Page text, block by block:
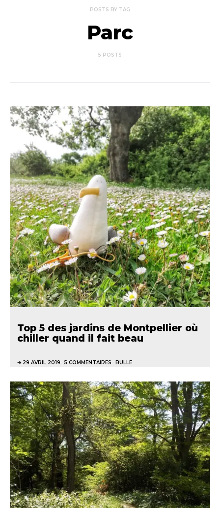
POSTS BY TAG
Parc
5 POSTS
Top 5 des jardins de Montpellier où
chiller quand il fait beau
29 AVRIL 2019 5 COMMENTAIRES BULLE